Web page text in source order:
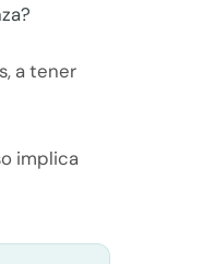
a tener
implica